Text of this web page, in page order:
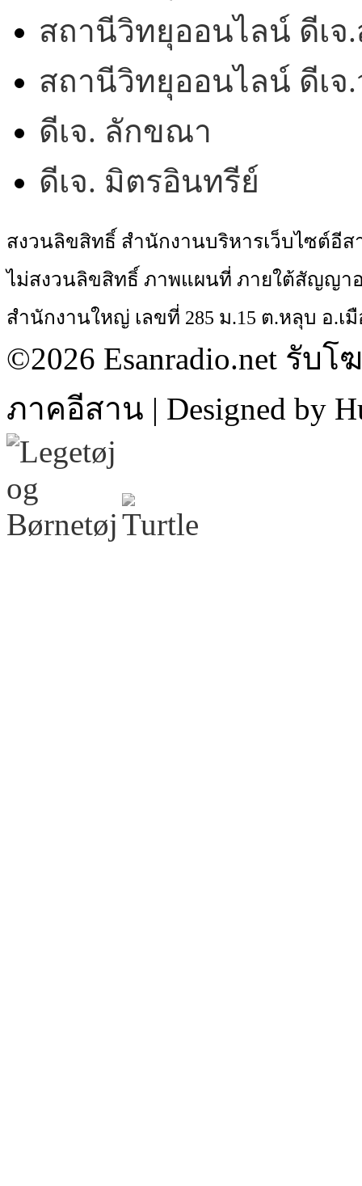
สถานีวิทยุออนไลน์ ดีเจ
สถานีวิทยุออนไลน์ ดีเ
ดีเจ. ลักขณา
ดีเจ. มิตรอินทรีย์
สงวนลิขสิทธิ์ สำนักงานบริหารเว็บไซต์อีส
ไม่สงวนลิขสิทธิ์ ภาพแผนที่ ภายใต้สัญญ
สำนักงานใหญ่ เลขที่ 285 ม.15 ต.หลุบ อ.เ
©2026 Esanradio.net รับ
ภาคอีสาน | Designed by